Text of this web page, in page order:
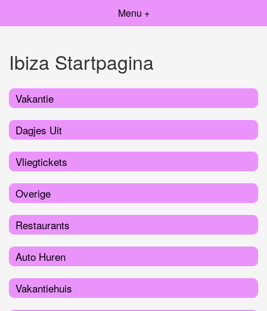
Menu +
Ibiza Startpagina
Vakantie
Dagjes Uit
Vliegtickets
Overige
Restaurants
Auto Huren
Vakantiehuis